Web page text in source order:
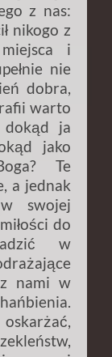
z nas:
nikogo z
i
nie
dobra,
warto
dokąd ja
jako
Te
a jednak
swojej
do
w
z nami w